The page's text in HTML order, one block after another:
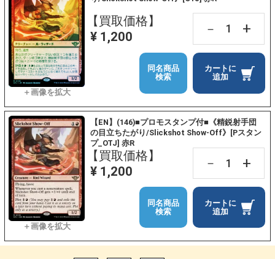
【買取価格】
¥ 1,200
－ +
カートに
追加
同名商品
検索
【EN】(146)■プロモスタンプ付■《精鋭射手団
の目立ちたがり/Slickshot Show-Off》[Pスタン
プ_OTJ] 赤R
【買取価格】
¥ 1,200
－ +
カートに
追加
同名商品
検索